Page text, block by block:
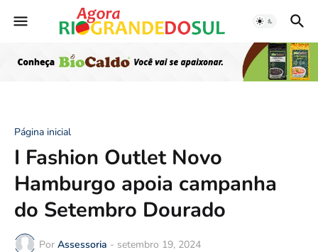
Página inicial
I Fashion Outlet Novo
Hamburgo apoia campanha
do Setembro Dourado
Por Assessoria - setembro 19, 2024